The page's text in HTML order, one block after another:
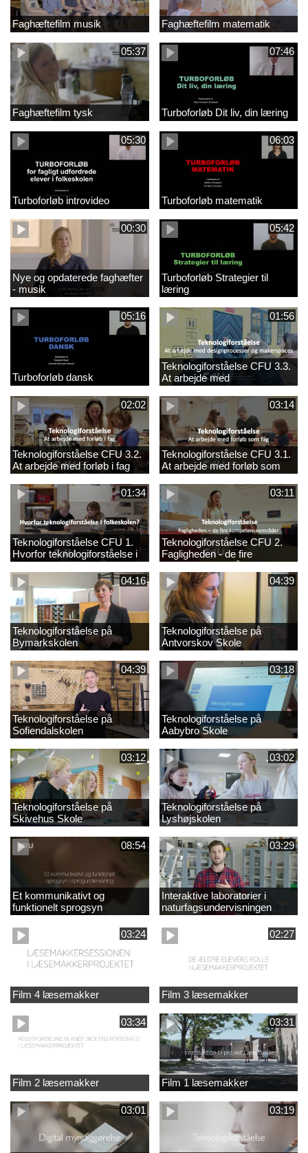
Faghæftefilm musik Faghæftefilm matematik
05:37
Faghæftefilm tysk
07:46
Turboforløb Dit liv, din læring
05:30
Turboforløb introvideo
06:03
Turboforløb matematik
00:30
Nye og opdaterede faghæfter
- musik
05:42
Turboforløb Strategier til
læring
05:16
Turboforløb dansk
01:56
Teknologiforståelse CFU 3.3.
At arbejde med
designprocesser og
makerspaces
02:02
Teknologiforståelse CFU 3.2.
At arbejde med forløb i fag
03:14
Teknologiforståelse CFU 3.1.
At arbejde med forløb som
fag
01:34
Teknologiforståelse CFU 1.
Hvorfor teknologiforståelse i
folkeskolen?
03:11
Teknologiforståelse CFU 2.
Fagligheden - de fire
kompetenceområder
04:16
Teknologiforståelse på
Bymarkskolen
04:39
Teknologiforståelse på
Antvorskov Skole
04:39
Teknologiforståelse på
Sofiendalskolen
03:18
Teknologiforståelse på
Aabybro Skole
03:12
Teknologiforståelse på
Skivehus Skole
03:02
Teknologiforståelse på
Lyshøjskolen
08:54
Et kommunikativt og
funktionelt sprogsyn
03:29
Interaktive laboratorier i
naturfagsundervisningen
03:24
Film 4 læsemakker
02:27
Film 3 læsemakker
03:34
Film 2 læsemakker
03:31
Film 1 læsemakker
03:01 03:19